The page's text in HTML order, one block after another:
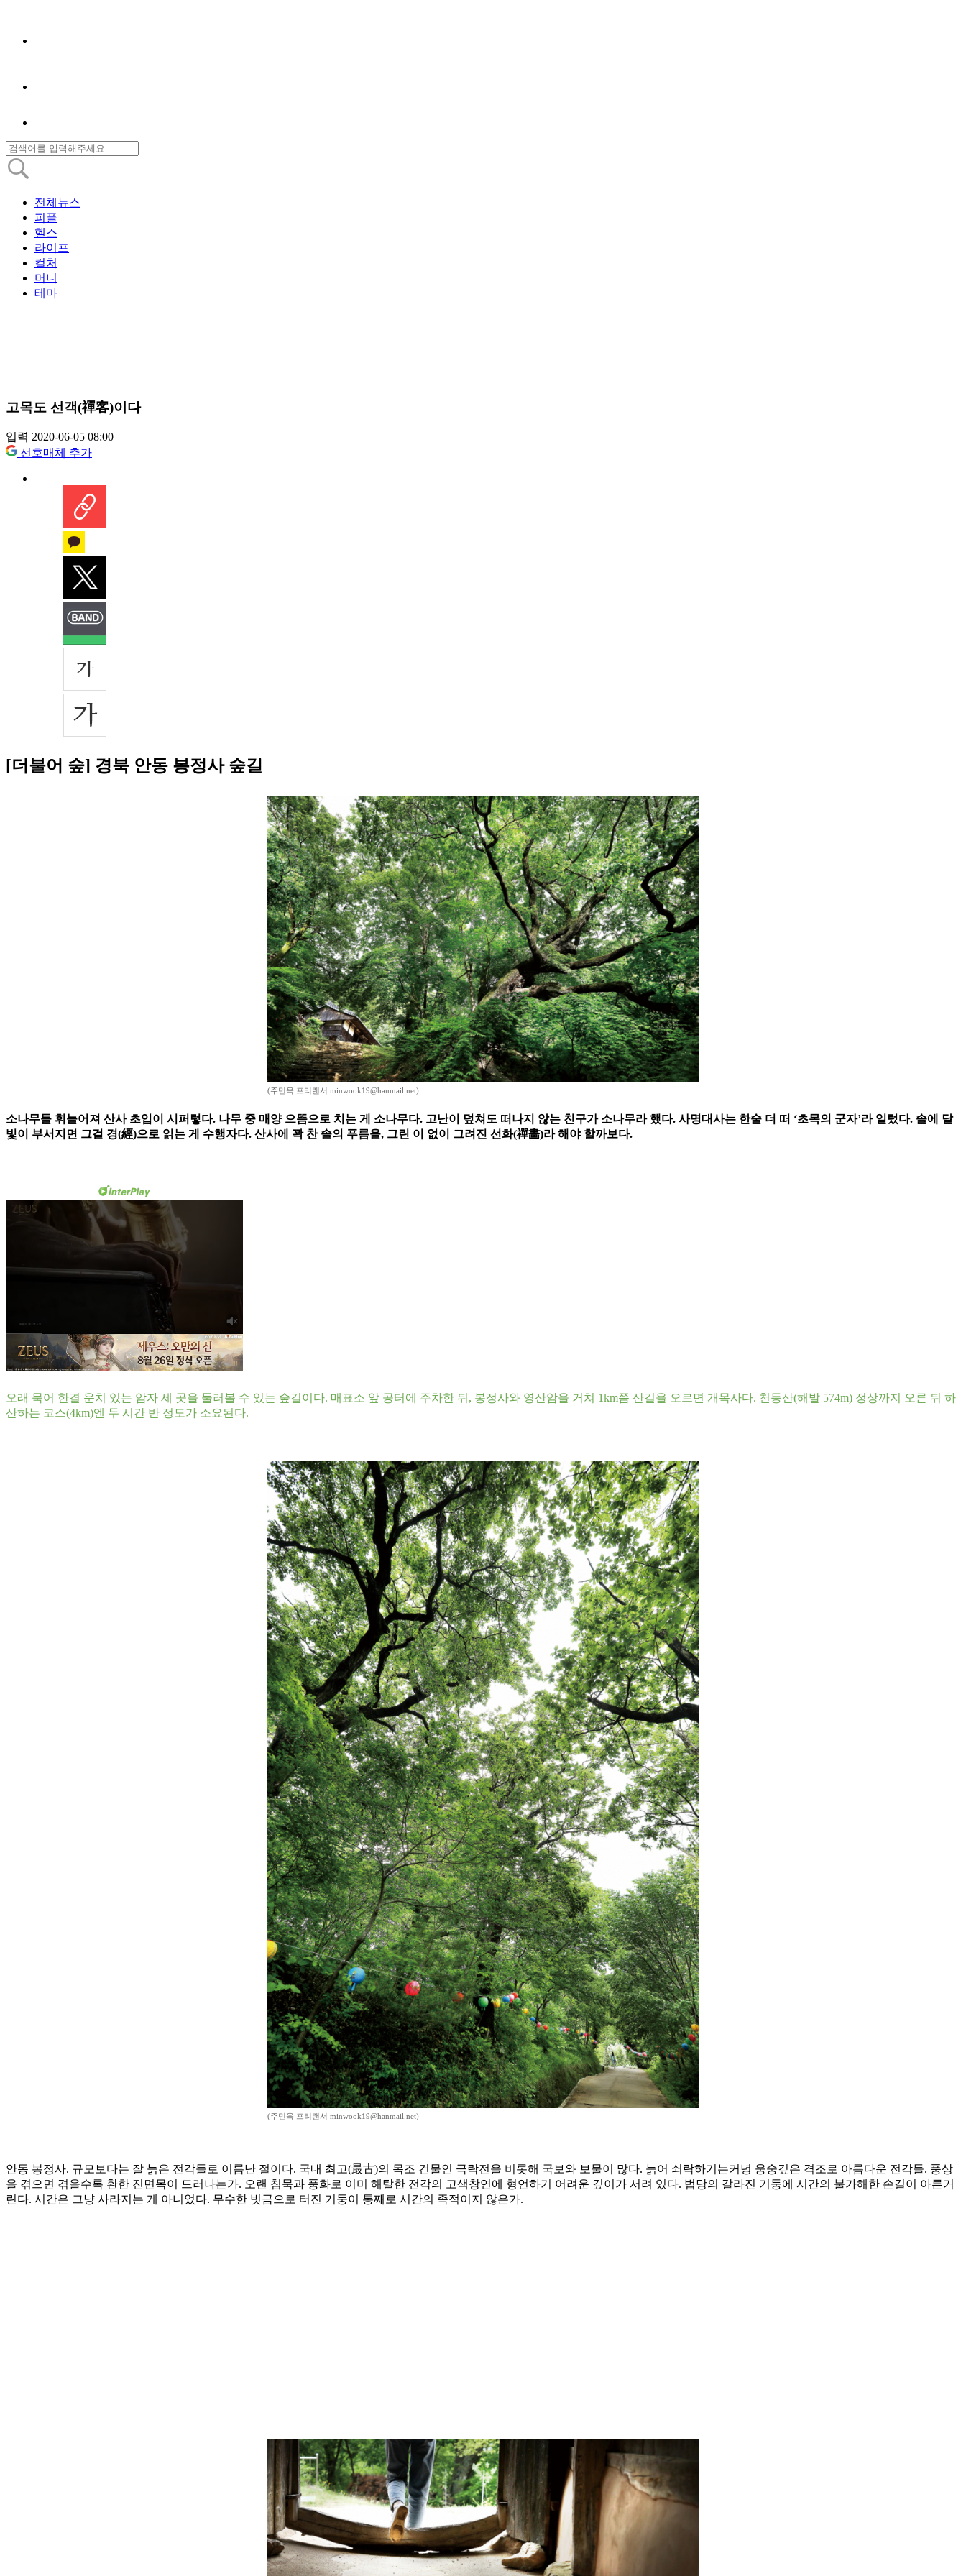
전체뉴스
피플
헬스
라이프
컬처
머니
테마
고목도 선객(禪客)이다
입력 2020-06-05 08:00
선호매체 추가
[더불어 숲] 경북 안동 봉정사 숲길
(주민욱 프리랜서 minwook19@hanmail.net)
소나무들 휘늘어져 산사 초입이 시퍼렇다. 나무 중 매양 으뜸으로 치는 게 소나무다. 고난이 덮쳐도 떠나지 않는 친구가 소나무라 했다. 사명대사는 한술 더 떠 ‘초목의 군자’라 일렀다. 솔에 달
빛이 부서지면 그걸 경(經)으로 읽는 게 수행자다. 산사에 꽉 찬 솔의 푸름을, 그린 이 없이 그려진 선화(禪畵)라 해야 할까보다.
오래 묵어 한결 운치 있는 암자 세 곳을 둘러볼 수 있는 숲길이다. 매표소 앞 공터에 주차한 뒤, 봉정사와 영산암을 거쳐 1km쯤 산길을 오르면 개목사다. 천등산(해발 574m) 정상까지 오른 뒤 하
산하는 코스(4km)엔 두 시간 반 정도가 소요된다.
(주민욱 프리랜서 minwook19@hanmail.net)
안동 봉정사. 규모보다는 잘 늙은 전각들로 이름난 절이다. 국내 최고(最古)의 목조 건물인 극락전을 비롯해 국보와 보물이 많다. 늙어 쇠락하기는커녕 웅숭깊은 격조로 아름다운 전각들. 풍상
을 겪으면 겪을수록 환한 진면목이 드러나는가. 오랜 침묵과 풍화로 이미 해탈한 전각의 고색창연에 형언하기 어려운 깊이가 서려 있다. 법당의 갈라진 기둥에 시간의 불가해한 손길이 아른거
린다. 시간은 그냥 사라지는 게 아니었다. 무수한 빗금으로 터진 기둥이 통째로 시간의 족적이지 않은가.